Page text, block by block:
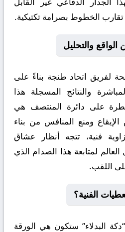
الخطوط بصرامة تكتيكية.
الواقع والتحليل
لفريق اتحاد طنجة بناءً على
والنتائج المسجلة هذا
على دائرة المنتصف هي
ومنع المنافس من بناء
فنية، تتجه أنظار عشاق
لمتابعة هذا الصدام الذي
اللقب.
الفنية؟
البدلاء” ستكون هي الورقة